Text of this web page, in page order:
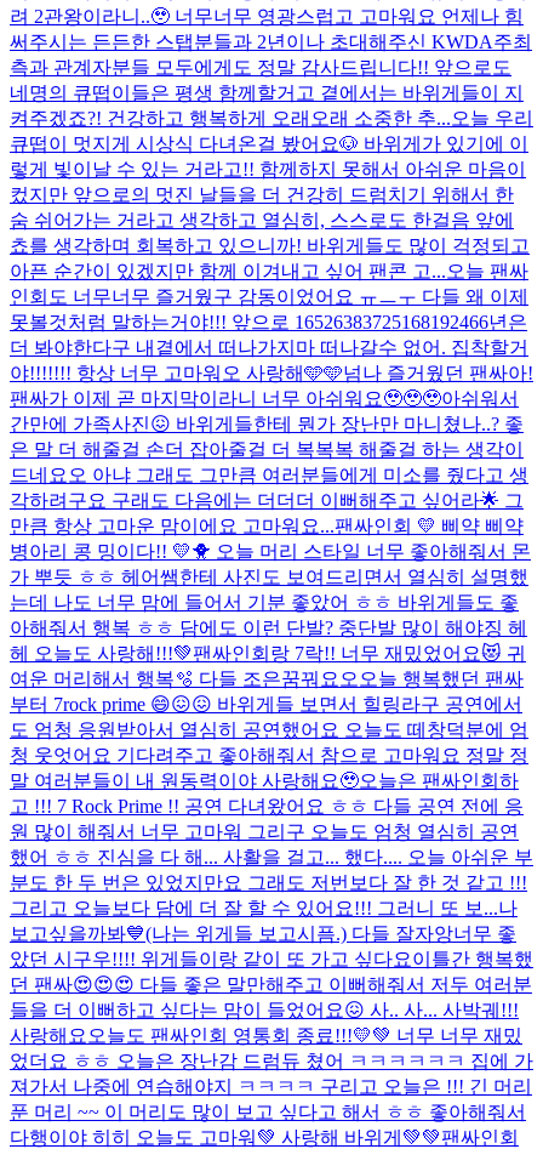
려 2관왕이라니..🥹 너무너무 영광스럽고 고마워요 언제나 힘
써주시는 든든한 스탭분들과 2년이나 초대해주신 KWDA주최
측과 관계자분들 모두에게도 정말 감사드립니다!! 앞으로도
네명의 큐떱이들은 평생 함께할거고 곁에서는 바위게들이 지
켜주겠죠?! 건강하고 행복하게 오래오래 소중한 추...오늘 우리
큐떱이 멋지게 시상식 다녀온걸 봤어요🐶 바위게가 있기에 이
렇게 빛이날 수 있는 거라고!! 함께하지 못해서 아쉬운 마음이
컸지만 앞으로의 멋진 날들을 더 건강히 드럼치기 위해서 한
숨 쉬어가는 거라고 생각하고 열심히, 스스로도 한걸음 앞에
쵸를 생각하며 회복하고 있으니까! 바위게들도 많이 걱정되고
아픈 순간이 있겠지만 함께 이겨내고 싶어 팬콘 고...오늘 팬싸
인회도 너무너무 즐거웠구 감동이었어요 ㅠㅡㅜ 다들 왜 이제
못볼것처럼 말하는거야!!! 앞으로 16526383725168192466년은
더 봐야한다구 내곁에서 떠나가지마 떠나갈수 없어. 집착할거
야!!!!!!! 항상 너무 고마워오 사랑해🩵🩵넘나 즐거웠던 팬싸아!
팬싸가 이제 곧 마지막이라니 너무 아쉬워요🥹🥹🥹아쉬워서
간만에 가족사진😖 바위게들한테 뭔가 장난만 마니쳤나..? 좋
은 말 더 해줄걸 손더 잡아줄걸 더 복복복 해줄걸 하는 생각이
드네요오 아냐 그래도 그만큼 여러분들에게 미소를 줬다고 생
각하려구요 구래도 다음에는 더더더 이뻐해주고 싶어라🌟 그
만큼 항상 고마운 맘이에요 고마워요...팬싸인회 💛 삐약 삐약
병아리 콩 밍이다!! 💛🐥 오늘 머리 스타일 너무 좋아해줘서 몬
가 뿌듯 ㅎㅎ 헤어쌤한테 사진도 보여드리면서 열심히 설명했
는데 나도 너무 맘에 들어서 기분 좋았어 ㅎㅎ 바위게들도 좋
아해줘서 행복 ㅎㅎ 담에도 이런 단발? 중단발 많이 해야징 헤
헤 오늘도 사랑해!!!💚팬싸인회랑 7락!! 너무 재밌었어요😻 귀
여운 머리해서 행복🫧 다들 조은꿈꿔요오 오늘 행복했던 팬싸
부터 7rock prime 😄😖😖 바위게들 보면서 힐링라구 공연에서
도 엄청 응원받아서 열심히 공연했어요 오늘도 떼창덕분에 엄
청 웃엇어요 기다려주고 좋아해줘서 참으로 고마워요 정말 정
말 여러분들이 내 원동력이야 사랑해요🥹오늘은 팬싸인회하
고 !!! 7 Rock Prime !! 공연 다녀왔어요 ㅎㅎ 다들 공연 전에 응
원 많이 해줘서 너무 고마워 그리구 오늘도 엄청 열심히 공연
했어 ㅎㅎ 진심을 다 해... 사활을 걸고... 했다.... 오늘 아쉬운 부
분도 한 두 번은 있었지만요 그래도 저번보다 잘 한 것 같고 !!!
그리고 오늘보다 담에 더 잘 할 수 있어요!!! 그러니 또 보...나
보고싶을까봐💙(나는 위게들 보고시픔.) 다들 잘자앙너무 좋
았던 시구우!!!! 위게들이랑 같이 또 가고 싶다요이틀간 행복했
던 팬싸😍😍😍 다들 좋은 말만해주고 이뻐해줘서 저두 여러분
들을 더 이뻐하고 싶다는 맘이 들었어요😖 사.. 사... 사박궤!!!
사랑해요 오늘도 팬싸인회 영통회 종료!!!💛💚 너무 너무 재밌
었더요 ㅎㅎ 오늘은 장난감 드럼듀 쳤어 ㅋㅋㅋㅋㅋㅋ 집에 가
져가서 나중에 연습해야지 ㅋㅋㅋㅋ 구리고 오늘은 !!! 긴 머리
푼 머리 ~~ 이 머리도 많이 보고 싶다고 해서 ㅎㅎ 좋아해줘서
다행이야 히히 오늘도 고마워💚 사랑해 바위게💚💚팬싸인회